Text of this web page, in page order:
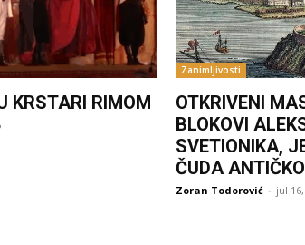
KRSTARI RIMOM
Zanimljivosti
OTKRIVENI
BLOKOVI
SVETIONIKA,
ČUDA
Zoran Todorović - jul